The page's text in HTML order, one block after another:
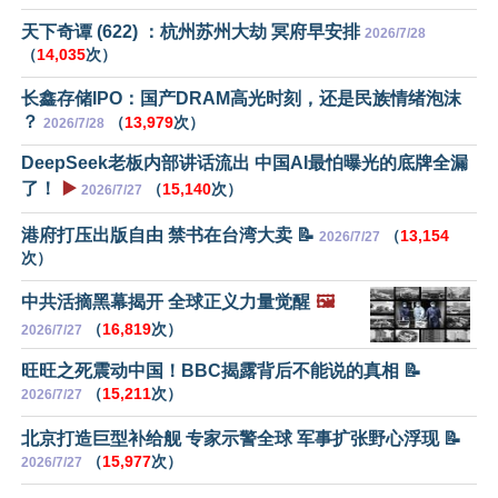
天下奇谭 (622) ：杭州苏州大劫 冥府早安排 2026/7/28
（14,035次）
长鑫存储IPO：国产DRAM高光时刻，还是民族情绪泡沫
？ 2026/7/28 （13,979次）
DeepSeek老板内部讲话流出 中国AI最怕曝光的底牌全漏
了！
▶️ 2026/7/27 （15,140次）
港府打压出版自由 禁书在台湾大卖 📝 2026/7/27 （13,154
次）
中共活摘黑幕揭开 全球正义力量觉醒 🖼️
2026/7/27 （16,819次）
旺旺之死震动中国！BBC揭露背后不能说的真相 📝
2026/7/27 （15,211次）
北京打造巨型补给舰 专家示警全球 军事扩张野心浮现 📝
2026/7/27 （15,977次）